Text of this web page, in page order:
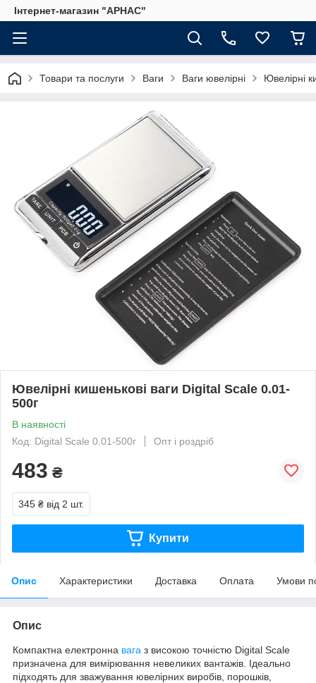
Інтернет-магазин "АРНАС"
Товари та послуги Ваги Ваги ювелірні Ювелірні
Ювелірні кишенькові ваги Digital Scale 0.01-
500г
В наявності
Код: Digital Scale 0.01-500г
Опт і роздріб
483 ₴
345 ₴ від 2 шт.
Купити
Опис Характеристики Доставка Оплата Умови
Опис
Компактна електронна вага з високою точністю Digital Scale
призначена для вимірювання невеликих вантажів. Ідеально
підходять для зважування ювелірних виробів, порошків,